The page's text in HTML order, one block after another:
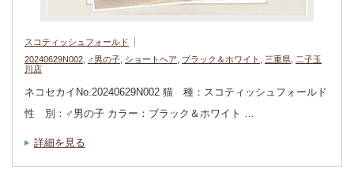
スコティッシュフォールド
20240629N002
♂男の子 ショートヘア ブラック＆ホワイト 三重県 二子玉
川店
ネコセカイNo.20240629N002 猫 種：スコティッシュフォールド
性 別：♂男の子 カラー：ブラック＆ホワイト …
詳細を見る